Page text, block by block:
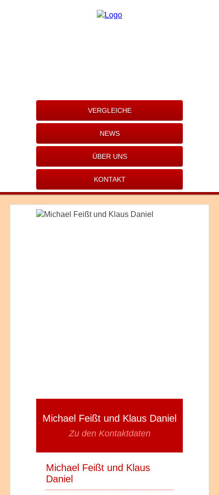
VERGLEICHE
NEWS
ÜBER UNS
KONTAKT
Michael Feißt und Klaus Daniel
Zu den Kontaktdaten
Michael Feißt und Klaus
Daniel